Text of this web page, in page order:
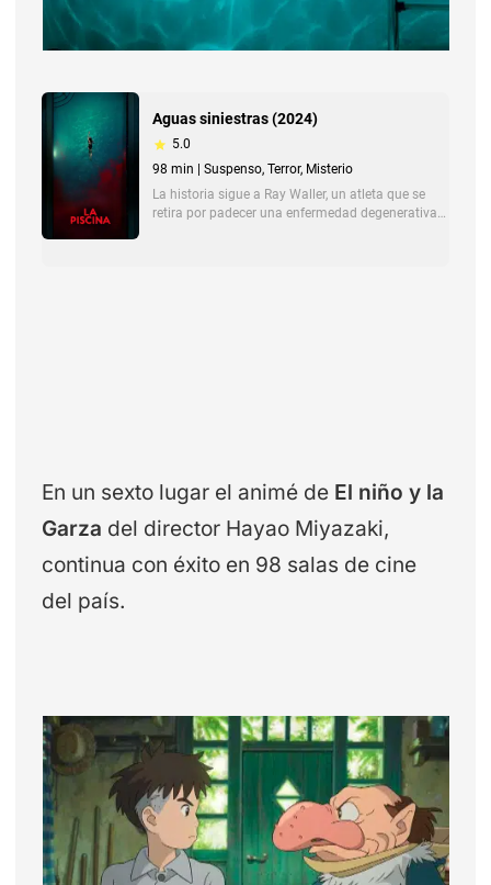
En un sexto lugar el animé de El niño y la
Garza del director Hayao Miyazaki,
continua con éxito en 98 salas de cine
del país.